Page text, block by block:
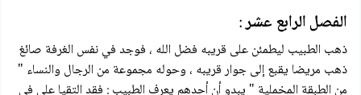
الفصل الرابع عشر:
ذهب الطبيب ليطمئن على قريبه فضل الله ، فوجد في نفس الغرفة صائغ
ذهب مريضا يقبع إلى جوار قريبه ، وحوله مجموعة من الرجال والنساء "
من الطبقة المخملية " يبدو أن أحدهم يعرف الطبيب : فقد التقيا على في